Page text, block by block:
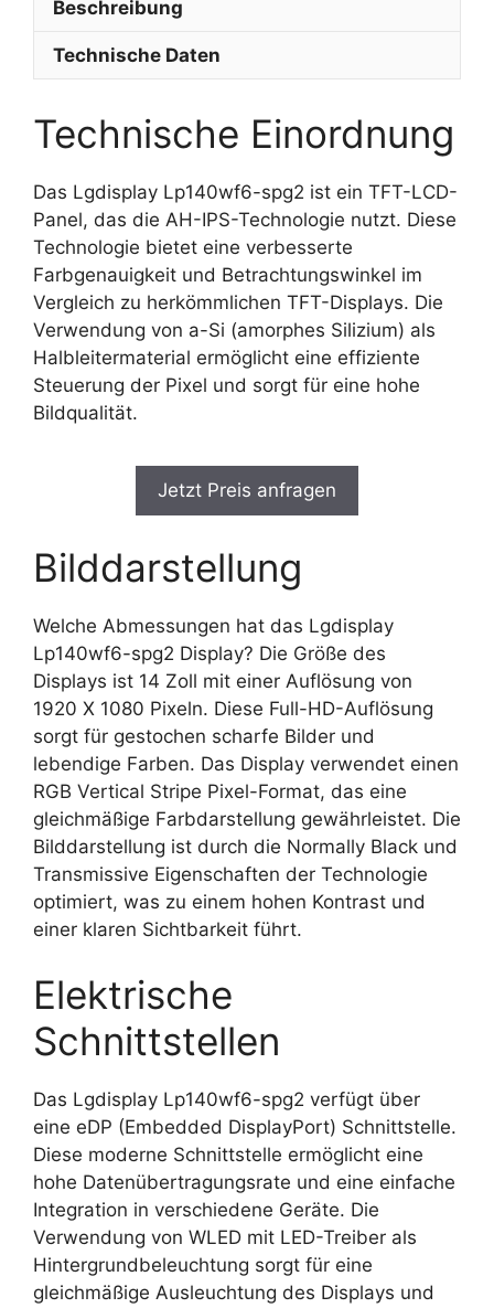
Beschreibung
Technische Daten
Technische Einordnung
Das Lgdisplay Lp140wf6-spg2 ist ein TFT-LCD-
Panel, das die AH-IPS-Technologie nutzt. Diese
Technologie bietet eine verbesserte
Farbgenauigkeit und Betrachtungswinkel im
Vergleich zu herkömmlichen TFT-Displays. Die
Verwendung von a-Si (amorphes Silizium) als
Halbleitermaterial ermöglicht eine effiziente
Steuerung der Pixel und sorgt für eine hohe
Bildqualität.
Jetzt Preis anfragen
Bilddarstellung
Welche Abmessungen hat das Lgdisplay
Lp140wf6-spg2 Display? Die Größe des
Displays ist 14 Zoll mit einer Auflösung von
1920 X 1080 Pixeln. Diese Full-HD-Auflösung
sorgt für gestochen scharfe Bilder und
lebendige Farben. Das Display verwendet einen
RGB Vertical Stripe Pixel-Format, das eine
gleichmäßige Farbdarstellung gewährleistet. Die
Bilddarstellung ist durch die Normally Black und
Transmissive Eigenschaften der Technologie
optimiert, was zu einem hohen Kontrast und
einer klaren Sichtbarkeit führt.
Elektrische
Schnittstellen
Das Lgdisplay Lp140wf6-spg2 verfügt über
eine eDP (Embedded DisplayPort) Schnittstelle.
Diese moderne Schnittstelle ermöglicht eine
hohe Datenübertragungsrate und eine einfache
Integration in verschiedene Geräte. Die
Verwendung von WLED mit LED-Treiber als
Hintergrundbeleuchtung sorgt für eine
gleichmäßige Ausleuchtung des Displays und